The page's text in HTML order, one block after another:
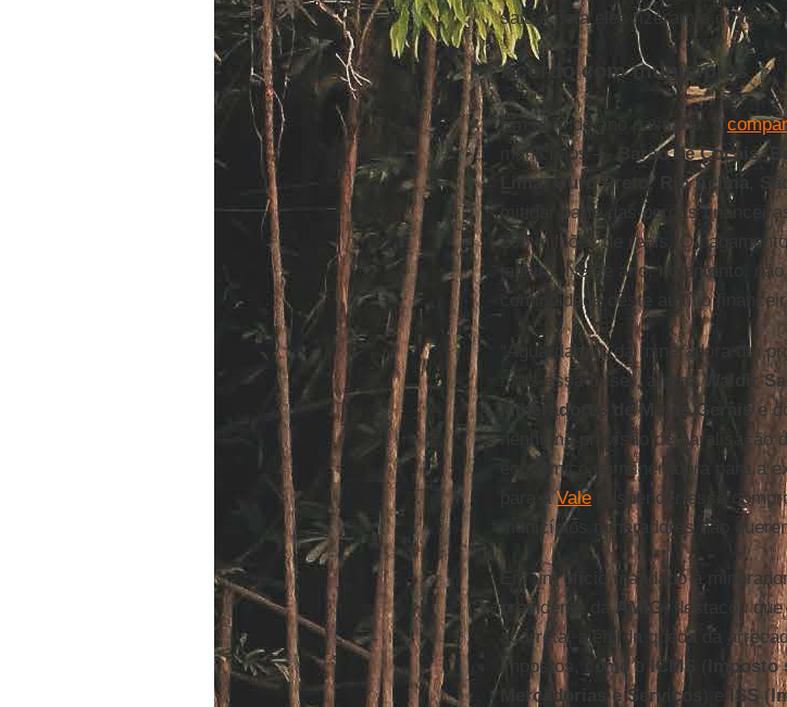
saiu a nota eles fizeram a
Acordo com municípios
Em abril do ano passado, a
municípios ―
Barão de Cocais,
Lima,Ouro Preto , Rio Acima
mitigar parte das perdas
258 milhões de reais. O
janeiro. Neste ano, no entanto,
continuidade deste auxílio
“Aguardamos da mineradora um
mais essa crise”, afirmaWaldir
Mineradores de Minas Gerais e
nenhuma previsão de paralisação
econômico da mineradora para a
para aValesuspender esse
municípios mineradores não
Em um ofício mandado à
presidente da
AMIG , destacou
acarreta, além da queda da
impostos, como oICMS
Mercadorias e Serviços
ISS (